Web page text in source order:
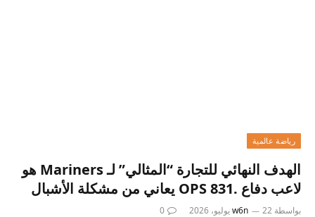
رياضة عالمية
الهدف النهائي للتجارة “المثالي” لـ Mariners هو
لاعب دفاع .831 OPS يعاني من مشكلة الأشبال
بواسطة w6n 22 يوليو، 2026 0